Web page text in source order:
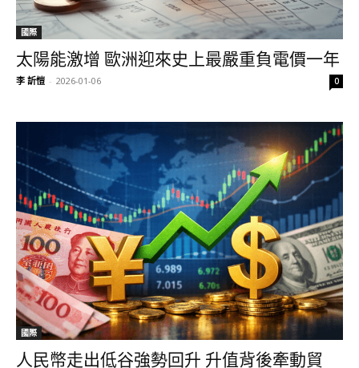
國際
太陽能激增 歐洲迎來史上最嚴重負電價一年
李 訢愷 - 2026-01-06 0
國際
人民幣走出低谷強勢回升 升值背後牽動貿